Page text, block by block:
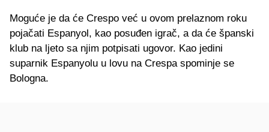
Moguće je da će Crespo već u ovom prelaznom roku
pojačati Espanyol, kao posuđen igrač, a da će španski
klub na ljeto sa njim potpisati ugovor. Kao jedini
suparnik Espanyolu u lovu na Crespa spominje se
Bologna.